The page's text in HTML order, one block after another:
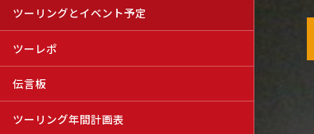
ツーリングとイベント予定
ツーレポ
伝言板
ツーリング年間計画表